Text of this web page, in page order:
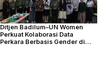
Ditjen Badilum–UN Women
Perkuat Kolaborasi Data
Perkara Berbasis Gender di